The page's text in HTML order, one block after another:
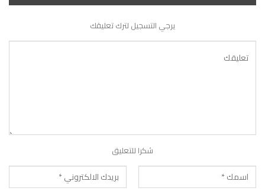
يرجي التسجيل لترك تعليقك
شكرا للتعليق